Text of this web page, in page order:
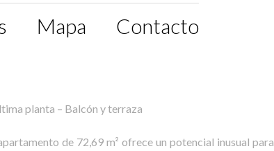
Mapa Contacto
planta – Balcón y terraza
de 72,69 m² ofrece un potencial inusual para